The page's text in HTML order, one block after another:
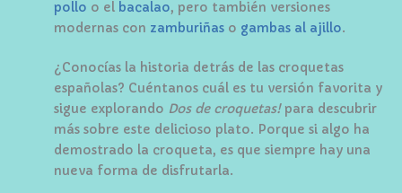
pollo o el bacalao, pero también versiones
modernas con zamburiñas o gambas al ajillo.
¿Conocías la historia detrás de las croquetas
españolas? Cuéntanos cuál es tu versión favorita y
sigue explorando Dos de croquetas!para descubrir
más sobre este delicioso plato. Porque si algo ha
demostrado la croqueta, es que siempre hay una
nueva forma de disfrutarla.